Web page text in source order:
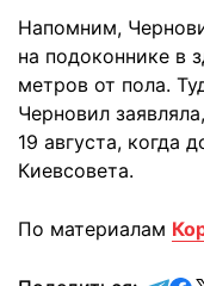
Напомним,
на подоконнике в
метров от пола.
Черновил
19 августа, когда
Киевсовета.
По материалам